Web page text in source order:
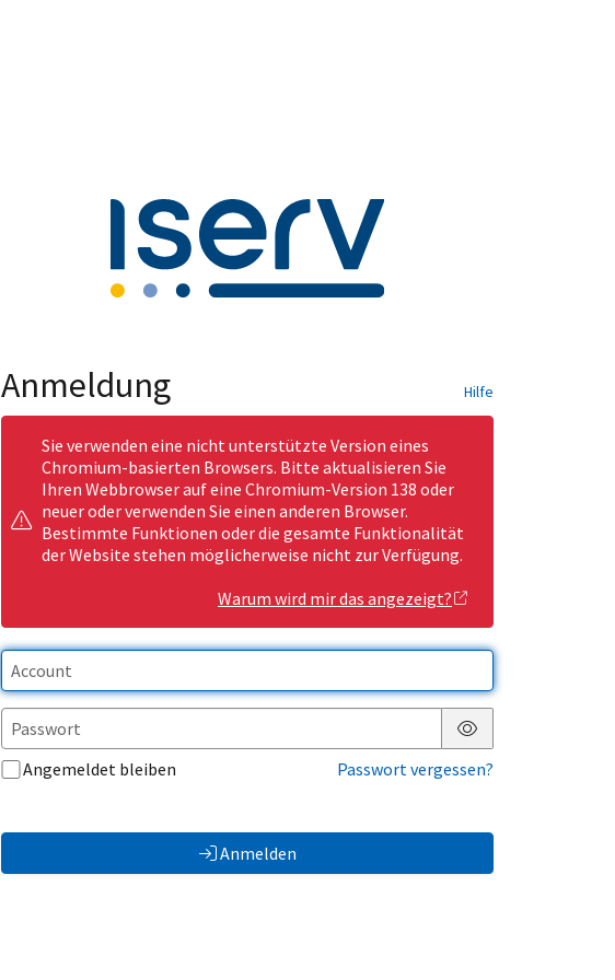
Anmeldung Hilfe
Sie verwenden eine nicht unterstützte Version eines
Chromium-basierten Browsers. Bitte aktualisieren Sie
Ihren Webbrowser auf eine Chromium-Version 138 oder
neuer oder verwenden Sie einen anderen Browser.
Bestimmte Funktionen oder die gesamte Funktionalität
der Website stehen möglicherweise nicht zur Verfügung.
Warum wird mir das angezeigt?
Passwort anzeigen
Angemeldet bleiben
Passwort vergessen?
Anmelden